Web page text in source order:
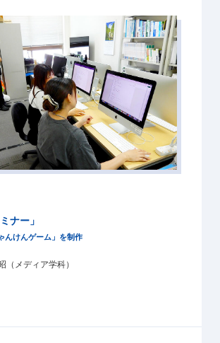
ナー」
んけんゲーム」を制作
（メディア学科）